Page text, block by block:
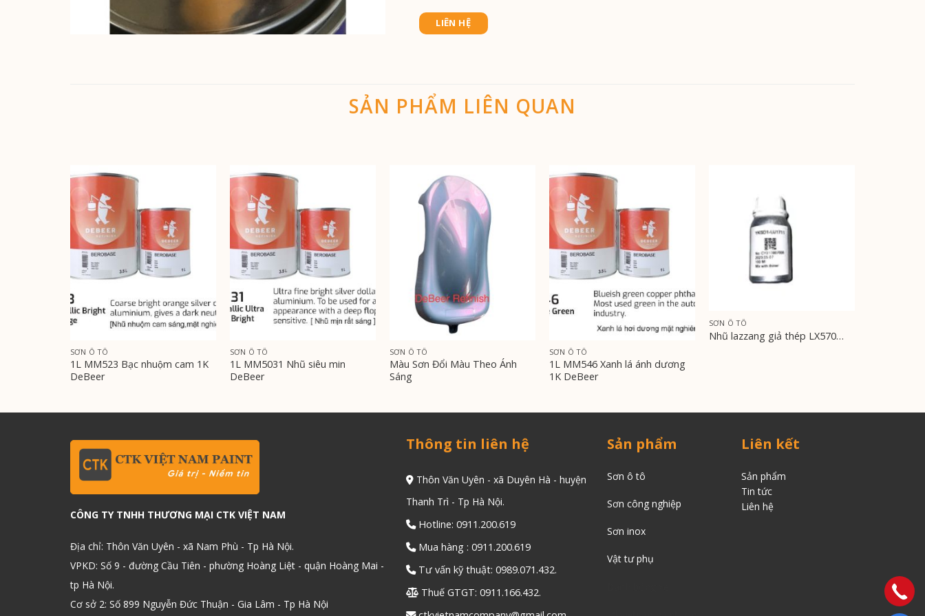
LIÊN HỆ
SƠN Ô TÔ
1L MM523 Bạc nhuộm cam 1K
DeBeer
SƠN Ô TÔ
1L MM5031 Nhũ siêu min
DeBeer
SƠN Ô TÔ
Màu Sơn Đổi Màu Theo Ánh
Sáng
SƠN Ô TÔ
1L MM546 Xanh lá ánh dương
1K DeBeer
SƠN Ô TÔ
Nhũ lazzang giả thép LX570…
CÔNG TY TNHH THƯƠNG MẠI CTK VIỆT NAM
Địa chỉ: Thôn Văn Uyên - xã Nam Phù - Tp Hà Nội.
VPKD: Số 9 - đường Cầu Tiên - phường Hoàng Liệt - quận Hoàng Mai -
tp Hà Nội.
Cơ sở 2: Số 899 Nguyễn Đức Thuận - Gia Lâm - Tp Hà Nội
Thông tin liên hệ
Thôn Văn Uyên - xã Duyên Hà - huyện
Thanh Trì - Tp Hà Nội.
Hotline: 0911.200.619
Mua hàng : 0911.200.619
Tư vấn kỹ thuật: 0989.071.432.
Thuế GTGT: 0911.166.432.
Sản phẩm
Sơn ô tô
Sơn công nghiệp
Sơn inox
Vật tư phụ
Liên kết
Sản phẩm
Tin tức
Liên hệ